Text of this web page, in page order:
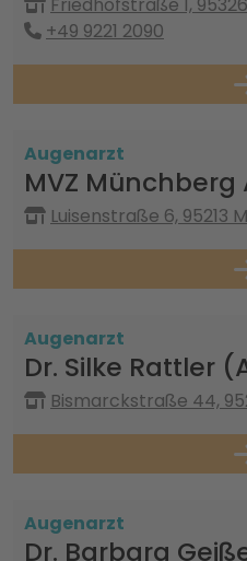
+49 9221 2090
Augenarzt
MVZ
Luisenstraße 6, 95213
Augenarzt
Dr. Silke Rattler
Bismarckstraße 44,
Augenarzt
Dr. Barbara